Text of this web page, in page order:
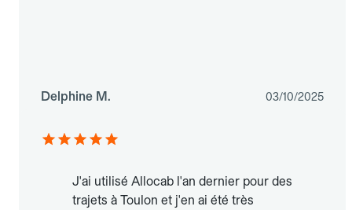
Delphine M. 03/10/2025
J'ai utilisé Allocab l'an dernier pour des
trajets à Toulon et j'en ai été très